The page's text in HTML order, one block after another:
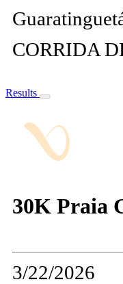
CORRIDA
Results
30K Praia
3/22/2026